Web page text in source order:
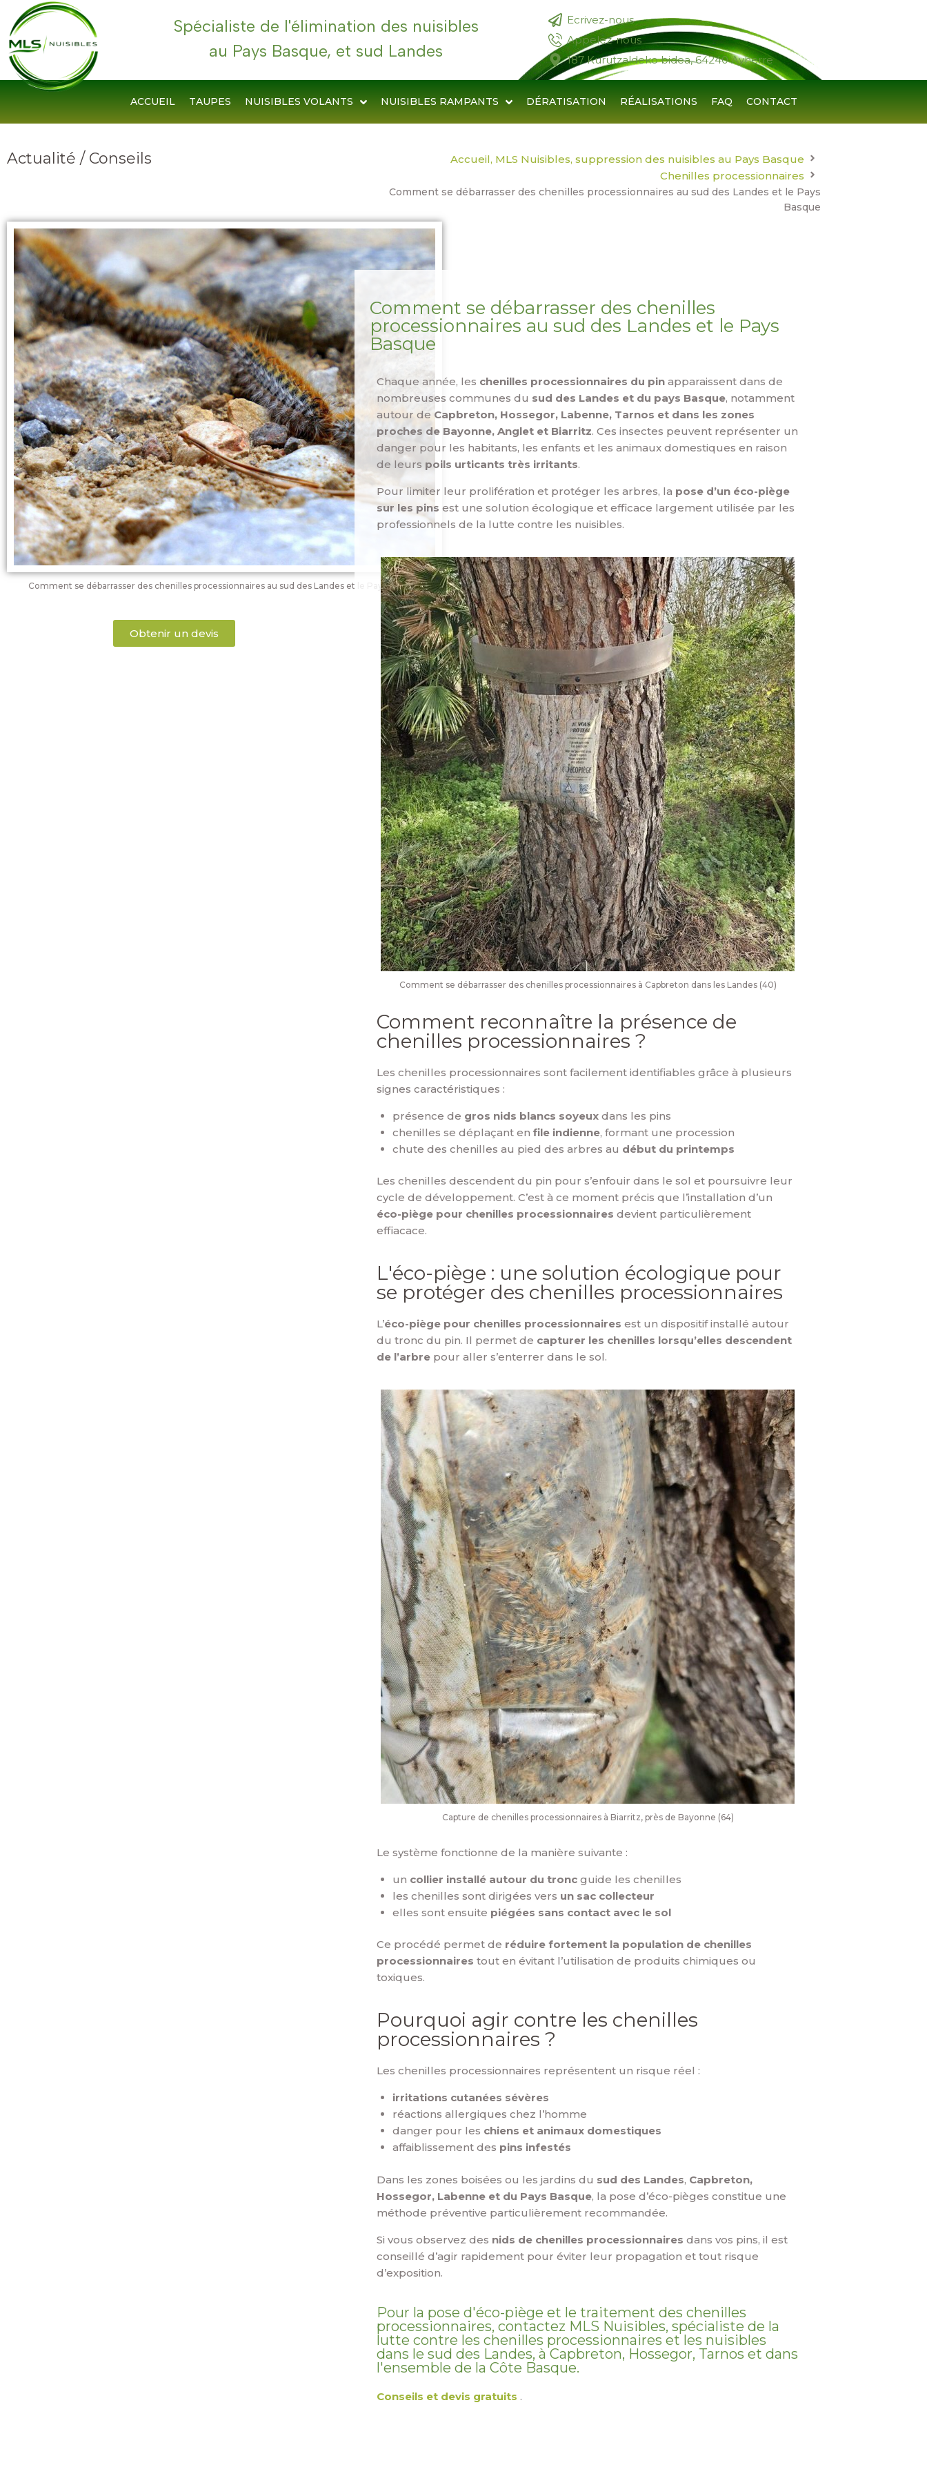
Spécialiste de l'élimination des nuisibles
au Pays Basque, et sud Landes
Ecrivez-nous
Appelez-nous
187 Kurutzaldeko bidea, 64240 Ayherre
ACCUEIL TAUPES NUISIBLES VOLANTS NUISIBLES RAMPANTS DÉRATISATION RÉALISATIONS FAQ CONTACT
Actualité / Conseils
Comment se débarrasser des chenilles processionnaires au sud des Landes et le Pays Basque
Obtenir un devis
Accueil, MLS Nuisibles, suppression des nuisibles au Pays Basque
Chenilles processionnaires
Comment se débarrasser des chenilles processionnaires au sud des Landes et le Pays
Basque
Comment se débarrasser des chenilles
processionnaires au sud des Landes et le Pays
Basque
Chaque année, les chenilles processionnaires du pin apparaissent dans de
nombreuses communes du sud des Landes et du pays Basque, notamment
autour de Capbreton, Hossegor, Labenne, Tarnos et dans les zones
proches de Bayonne, Anglet et Biarritz. Ces insectes peuvent représenter un
danger pour les habitants, les enfants et les animaux domestiques en raison
de leurs poils urticants très irritants.
Pour limiter leur prolifération et protéger les arbres, la pose d’un éco-piège
sur les pins est une solution écologique et efficace largement utilisée par les
professionnels de la lutte contre les nuisibles.
Comment se débarrasser des chenilles processionnaires à Capbreton dans les Landes (40)
Comment reconnaître la présence de
chenilles processionnaires ?
Les chenilles processionnaires sont facilement identifiables grâce à plusieurs
signes caractéristiques :
présence de gros nids blancs soyeuxdans les pins
chenilles se déplaçant en file indienne, formant une procession
chute des chenilles au pied des arbres au début du printemps
Les chenilles descendent du pin pour s’enfouir dans le sol et poursuivre leur
cycle de développement. C’est à ce moment précis que l’installation d’un
éco-piège pour chenilles processionnaires devient particulièrement
effiacace.
L'éco-piège : une solution écologique pour
se protéger des chenilles processionnaires
L’éco-piège pour chenilles processionnaires est un dispositif installé autour
du tronc du pin. Il permet de capturer les chenilles lorsqu’elles descendent
de l’arbre pour aller s’enterrer dans le sol.
Capture de chenilles processionnaires à Biarritz, près de Bayonne (64)
Le système fonctionne de la manière suivante :
un collier installé autour du troncguide les chenilles
les chenilles sont dirigées vers un sac collecteur
elles sont ensuite piégées sans contact avec le sol
Ce procédé permet de réduire fortement la population de chenilles
processionnaires tout en évitant l’utilisation de produits chimiques ou
toxiques.
Pourquoi agir contre les chenilles
processionnaires ?
Les chenilles processionnaires représentent un risque réel :
irritations cutanées sévères
réactions allergiques chez l’homme
danger pour les chiens et animaux domestiques
affaiblissement des pins infestés
Dans les zones boisées ou les jardins du sud des Landes, Capbreton,
Hossegor, Labenne et du Pays Basque, la pose d’éco-pièges constitue une
méthode préventive particulièrement recommandée.
Si vous observez des nids de chenilles processionnaires dans vos pins, il est
conseillé d’agir rapidement pour éviter leur propagation et tout risque
d’exposition.
Pour la pose d'éco-piège et le traitement des chenilles
processionnaires, contactez MLS Nuisibles, spécialiste de la
lutte contre les chenilles processionnaires et les nuisibles
dans le sud des Landes, à Capbreton, Hossegor, Tarnos et dans
l'ensemble de la Côte Basque.
Conseils et devis gratuits .